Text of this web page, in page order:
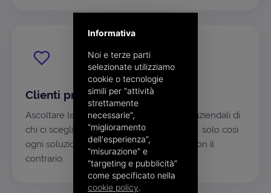
Clienti prima di tutto
Ascoltare le esigenze e capire i processi aziendali di
chi ci sceglie è il nostro punto di partenza: solo così
ogni soluzione si adatta al singolo caso, non il
contrario.
Informativa
Noi e terze parti
selezionate utilizziamo
cookie o tecnologie
simili per “attività
strettamente
necessarie”,
“miglioramento
dell'esperienza”,
“misurazione” e
“targeting e pubblicità”
come specificato nella
cookie policy.